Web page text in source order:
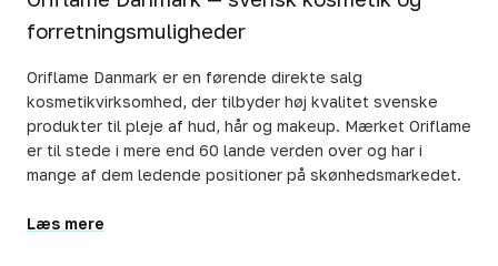
forretningsmuligheder
Oriflame Danmark er en førende direkte salg
kosmetikvirksomhed, der tilbyder høj kvalitet svenske
produkter til pleje af hud, hår og makeup. Mærket Oriflame
er til stede i mere end 60 lande verden over og har i
mange af dem ledende positioner på skønhedsmarkedet.
Læs mere